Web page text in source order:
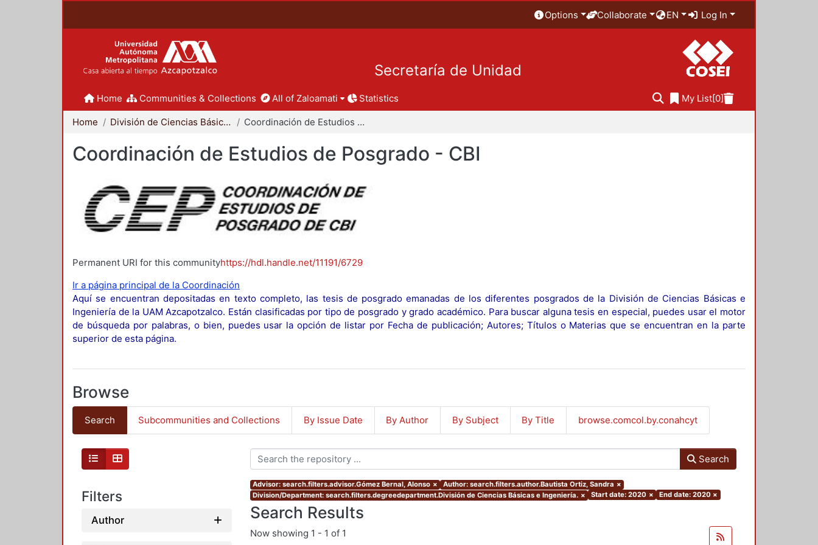
Options Collaborate EN Log In
Secretaría de Unidad
Home Communities & Collections All of Zaloamati Statistics My List[0]
Home División de Ciencias Básicas e Ingeniería Coordinación de Estudios de Posgrado - CBI
Coordinación de Estudios de Posgrado - CBI
Permanent URI for this communityhttps://hdl.handle.net/11191/6729
Ir a página principal de la Coordinación
Aquí se encuentran depositadas en texto completo, las tesis de posgrado emanadas de los diferentes posgrados de la División de Ciencias Básicas e
Ingeniería de la UAM Azcapotzalco. Están clasificadas por tipo de posgrado y grado académico. Para buscar alguna tesis en especial, puedes usar el motor
de búsqueda por palabras, o bien, puedes usar la opción de listar por Fecha de publicación; Autores; Títulos o Materias que se encuentran en la parte
superior de esta página.
Browse
Search Subcommunities and Collections By Issue Date By Author By Subject By Title browse.comcol.by.conahcyt
Filters
Author
Search
Advisor: search.filters.advisor.Gómez Bernal, Alonso × Author: search.filters.author.Bautista Ortiz, Sandra ×
Division/Department: search.filters.degreedepartment.División de Ciencias Básicas e Ingeniería. × Start date: 2020 × End date: 2020 ×
Search Results
Now showing 1 - 1 of 1